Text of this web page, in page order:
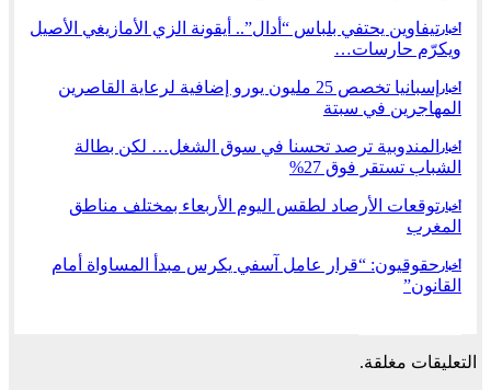
أخبار تيفاوين يحتفي بلباس “أدال”.. أيقونة الزي الأمازيغي الأصيل
ويكرّم حارسات…
أخبار
إسبانيا تخصص 25 مليون يورو إضافية لرعاية القاصرين
المهاجرين في سبتة
أخبار
المندوبية ترصد تحسنا في سوق الشغل… لكن بطالة
الشباب تستقر فوق 27%
أخبار توقعات الأرصاد لطقس اليوم الأربعاء بمختلف مناطق
المغرب
أخبار حقوقيون: “قرار عامل آسفي يكرس مبدأ المساواة أمام
القانون”
التعليقات مغلقة.